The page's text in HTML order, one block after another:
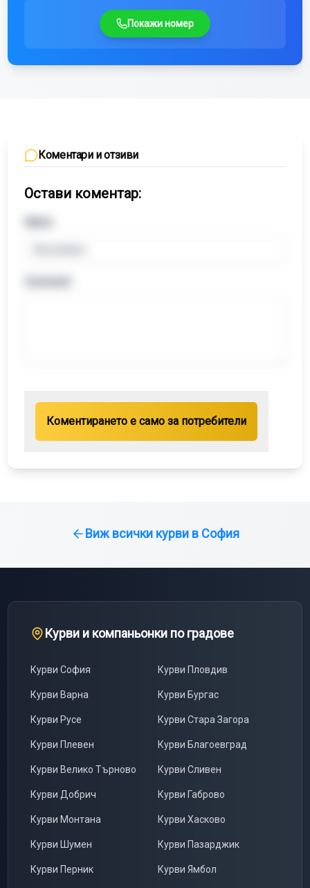
Покажи номер
Коментари и отзиви
Остави коментар:
Коментирането е само за потребители
Виж всички курви в София
Курви и компаньонки по градове
КурвиСофия Курви Пловдив
Курви Варна Курви Бургас
Курви Русе Курви Стара Загора
Курви Плевен Курви Благоевград
Курви Велико Търново Курви Сливен
КурвиДобрич Курви Габрово
Курви Монтана Курви Хасково
Курви Шумен Курви Пазарджик
Курви Перник Курви Ямбол